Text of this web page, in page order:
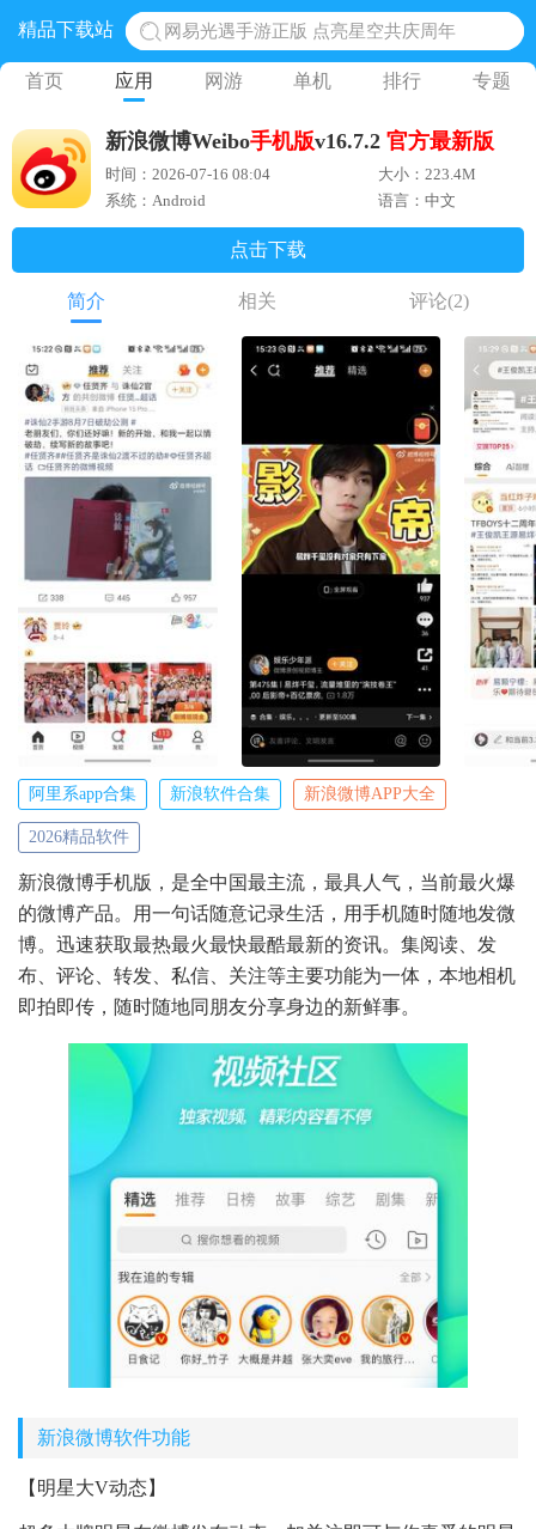
精品下载站
网易光遇手游正版 点亮星空共庆周年
黎明觉醒生机腾讯正版 黎明觉醒生机国际服
奥特曼王者传奇 正版奥特曼游戏
地铁跑酷体验服国际服 地铁跑酷体验服版本
首页 应用 网游 单机 排行 专题
新浪微博Weibo手机版v16.7.2 官方最新版
时间：2026-07-16 08:04
大小：223.4M
系统：Android
语言：中文
点击下载
简介 相关 评论(2)
阿里系app合集 新浪软件合集 新浪微博APP大全
2026精品软件
新浪微博手机版，是全中国最主流，最具人气，当前最火爆
的微博产品。用一句话随意记录生活，用手机随时随地发微
博。迅速获取最热最火最快最酷最新的资讯。集阅读、发
布、评论、转发、私信、关注等主要功能为一体，本地相机
即拍即传，随时随地同朋友分享身边的新鲜事。
新浪微博软件功能
【明星大V动态】